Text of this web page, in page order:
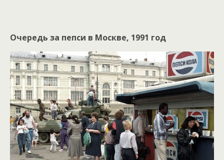
Очередь за пепси в Москве, 1991 год